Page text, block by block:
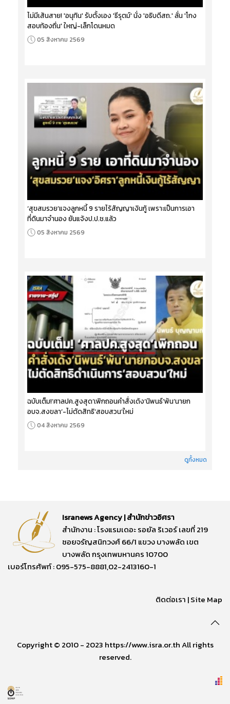
ไม่มีเส้นสาย! 'อนุทิน' รับตั้งเอง 'ธีรุตม์' นั่ง 'อธิบดีสถ.' ลั่น 'โกง
สอบท้องถิ่น' ใหญ่-เล็กโดนหมด
05 สิงหาคม 2569
‘สุขสมรวย’แจงลูกหนี้ 9 รายไร้สัญญาเงินกู้ เพราะเป็นการเอา
ที่ดินมาจำนอง ยันแจ้งป.ป.ช.แล้ว
05 สิงหาคม 2569
ฉบับเต็ม!‘ศาลปค.สูงสุด’เพิกถอนคำสั่งเด้ง‘นิพนธ์’พ้น‘นายก
อบจ.สงขลา’-ไม่ตัดสิทธิ‘สอบสวน’ใหม่
04 สิงหาคม 2569
ดูทั้งหมด
Isranews Agency | สำนักข่าวอิศรา
สำนักงาน : โรงแรมเดอะ รอยัล ริเวอร์ เลขที่ 219
ซอยจรัญสนิทวงศ์ 66/1 แขวง บางพลัด เขต
บางพลัด กรุงเทพมหานคร 10700
เบอร์โทรศัพท์ : 095-575-8881,02-2413160-1
ติดต่อเรา |Site Map
Copyright © 2010 - 2023 https://www.isra.or.th All rights
reserved.